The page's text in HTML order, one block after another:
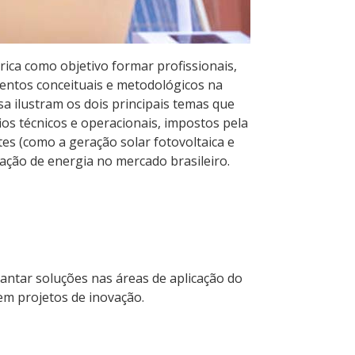
como objetivo formar profissionais,
conceituais e metodológicos na
ilustram os dois principais temas que
técnicos e operacionais, impostos pela
(como a geração solar fotovoltaica e
de energia no mercado brasileiro.
soluções nas áreas de aplicação do
projetos de inovação.